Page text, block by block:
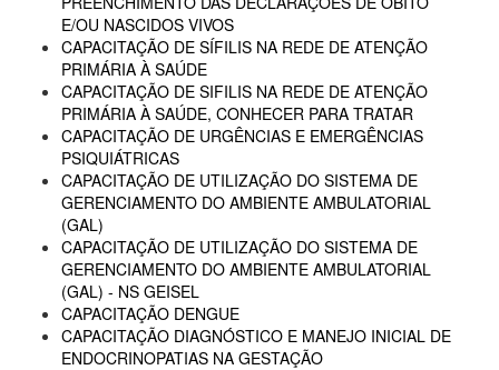
E/OU NASCIDOS VIVOS
CAPACITAÇÃO DE SÍFILIS NA REDE DE ATENÇÃO
PRIMÁRIA À SAÚDE
CAPACITAÇÃO DE SIFILIS NA REDE DE ATENÇÃO
PRIMÁRIA À SAÚDE, CONHECER PARA TRATAR
CAPACITAÇÃO DE URGÊNCIAS E EMERGÊNCIAS
PSIQUIÁTRICAS
CAPACITAÇÃO DE UTILIZAÇÃO DO SISTEMA DE
GERENCIAMENTO DO AMBIENTE AMBULATORIAL
(GAL)
CAPACITAÇÃO DE UTILIZAÇÃO DO SISTEMA DE
GERENCIAMENTO DO AMBIENTE AMBULATORIAL
(GAL) - NS GEISEL
CAPACITAÇÃO DENGUE
CAPACITAÇÃO DIAGNÓSTICO E MANEJO INICIAL DE
ENDOCRINOPATIAS NA GESTAÇÃO